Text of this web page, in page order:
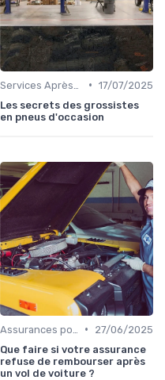
• 17/07/2025
Les secrets des grossistes
en pneus d'occasion
•
27/06/2025
Que faire si votre assurance
refuse de rembourser après
un vol de voiture ?